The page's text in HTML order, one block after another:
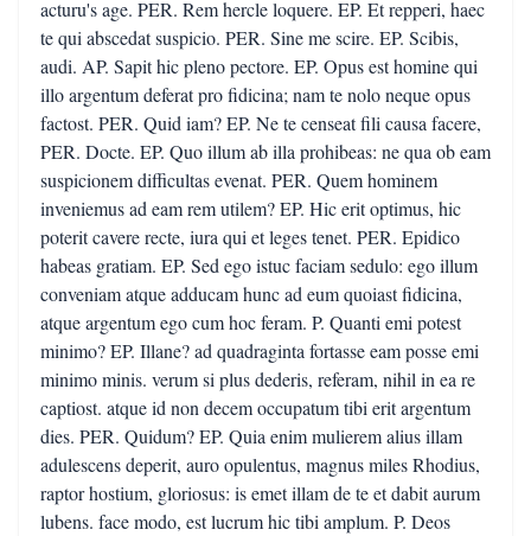
acturu's age. PER. Rem hercle loquere. EP. Et repperi, haec
te qui abscedat suspicio. PER. Sine me scire. EP. Scibis,
audi. AP. Sapit hic pleno pectore. EP. Opus est homine qui
illo argentum deferat pro fidicina; nam te nolo neque opus
factost. PER. Quid iam? EP. Ne te censeat fili causa facere,
PER. Docte. EP. Quo illum ab illa prohibeas: ne qua ob eam
suspicionem difficultas evenat. PER. Quem hominem
inveniemus ad eam rem utilem? EP. Hic erit optimus, hic
poterit cavere recte, iura qui et leges tenet. PER. Epidico
habeas gratiam. EP. Sed ego istuc faciam sedulo: ego illum
conveniam atque adducam hunc ad eum quoiast fidicina,
atque argentum ego cum hoc feram. P. Quanti emi potest
minimo? EP. Illane? ad quadraginta fortasse eam posse emi
minimo minis. verum si plus dederis, referam, nihil in ea re
captiost. atque id non decem occupatum tibi erit argentum
dies. PER. Quidum? EP. Quia enim mulierem alius illam
adulescens deperit, auro opulentus, magnus miles Rhodius,
raptor hostium, gloriosus: is emet illam de te et dabit aurum
lubens. face modo, est lucrum hic tibi amplum. P. Deos